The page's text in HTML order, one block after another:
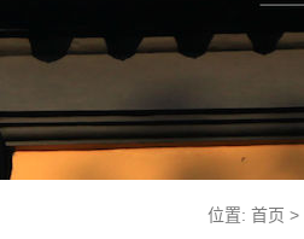
位置: 首页 >